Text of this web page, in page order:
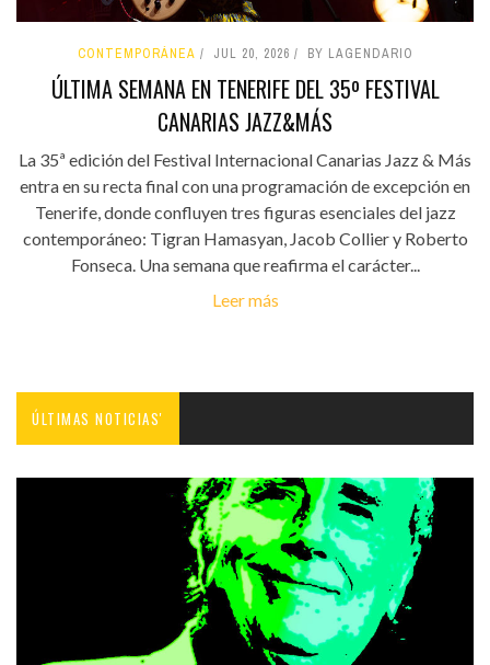
CONTEMPORÁNEA JUL 20, 2026 BY LAGENDARIO
ÚLTIMA SEMANA EN TENERIFE DEL 35º FESTIVAL
CANARIAS JAZZ&MÁS
La 35ª edición del Festival Internacional Canarias Jazz & Más
entra en su recta final con una programación de excepción en
Tenerife, donde confluyen tres figuras esenciales del jazz
contemporáneo: Tigran Hamasyan, Jacob Collier y Roberto
Fonseca. Una semana que reafirma el carácter...
Leer más
ÚLTIMAS NOTICIAS'